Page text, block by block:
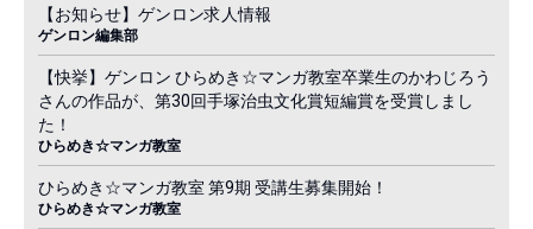
【お知らせ】ゲンロン求人情報
ゲンロン編集部
【快挙】ゲンロン ひらめき☆マンガ教室卒業生のかわじろう
さんの作品が、第30回手塚治虫文化賞短編賞を受賞しまし
た！
ひらめき☆マンガ教室
ひらめき☆マンガ教室 第9期 受講生募集開始！
ひらめき☆マンガ教室